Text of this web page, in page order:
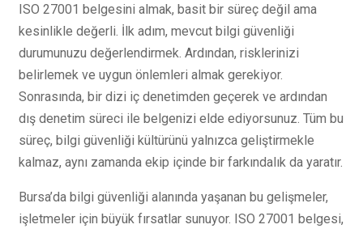
ISO 27001 belgesini almak, basit bir süreç değil ama
kesinlikle değerli. İlk adım, mevcut bilgi güvenliği
durumunuzu değerlendirmek. Ardından, risklerinizi
belirlemek ve uygun önlemleri almak gerekiyor.
Sonrasında, bir dizi iç denetimden geçerek ve ardından
dış denetim süreci ile belgenizi elde ediyorsunuz. Tüm bu
süreç, bilgi güvenliği kültürünü yalnızca geliştirmekle
kalmaz, aynı zamanda ekip içinde bir farkındalık da yaratır.
Bursa’da bilgi güvenliği alanında yaşanan bu gelişmeler,
işletmeler için büyük fırsatlar sunuyor. ISO 27001 belgesi,